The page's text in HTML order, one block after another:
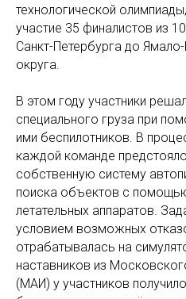
технологической
участие 35 финалистов из
Санкт-Петербурга до
округа.
В этом году участники
специального груза при
ими беспилотников. В
каждой команде
собственную систему
поиска объектов с
летательных аппаратов.
условием возможных
отрабатывалась на
наставников из
(МАИ) у участников